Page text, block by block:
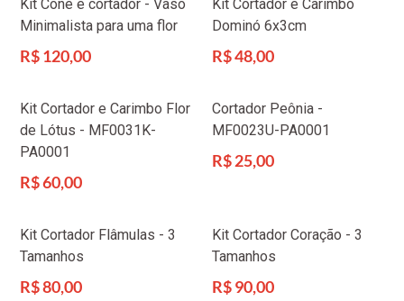
Kit Cone e cortador - Vaso
Minimalista para uma flor
Preço
R$ 120,00
Kit Cortador e Carimbo
Dominó 6x3cm
Preço
R$ 48,00
Kit Cortador e Carimbo Flor
de Lótus - MF0031K-
PA0001
Preço
R$ 60,00
Cortador Peônia -
MF0023U-PA0001
Preço
R$ 25,00
Kit Cortador Flâmulas - 3
Tamanhos
Preço
R$ 80,00
Kit Cortador Coração - 3
Tamanhos
Preço
R$ 90,00